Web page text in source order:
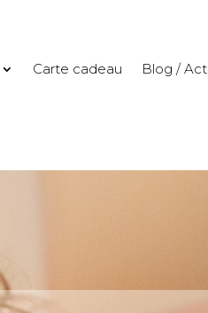
Carte cadeau Blog /